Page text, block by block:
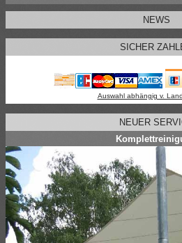
NEWS
SICHER
Auswahl abhängig v.
NEUER